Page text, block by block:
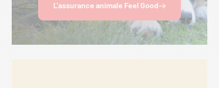
L'assurance animale Feel Good